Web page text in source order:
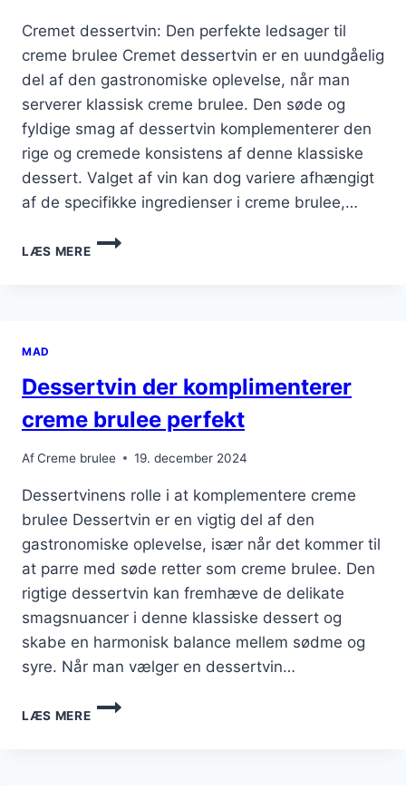
Cremet dessertvin: Den perfekte ledsager til
creme brulee Cremet dessertvin er en uundgåelig
del af den gastronomiske oplevelse, når man
serverer klassisk creme brulee. Den søde og
fyldige smag af dessertvin komplementerer den
rige og cremede konsistens af denne klassiske
dessert. Valget af vin kan dog variere afhængigt
af de specifikke ingredienser i creme brulee,…
LÆS MERE
CREMET
DESSERTVIN
MAD
Dessertvin der komplimenterer
creme brulee perfekt
AfCreme brulee 19. december 2024
Dessertvinens rolle i at komplementere creme
brulee Dessertvin er en vigtig del af den
gastronomiske oplevelse, især når det kommer til
at parre med søde retter som creme brulee. Den
rigtige dessertvin kan fremhæve de delikate
smagsnuancer i denne klassiske dessert og
skabe en harmonisk balance mellem sødme og
syre. Når man vælger en dessertvin…
LÆS MERE
DESSERTVIN
DER